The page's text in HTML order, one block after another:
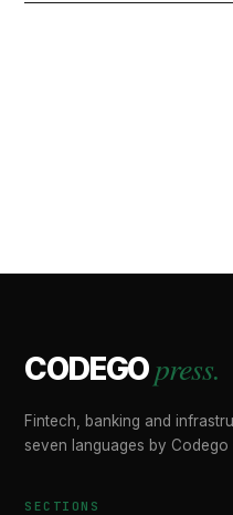
CODEGOpress.
Fintech, banking and
seven languages by Codego
SECTIONS